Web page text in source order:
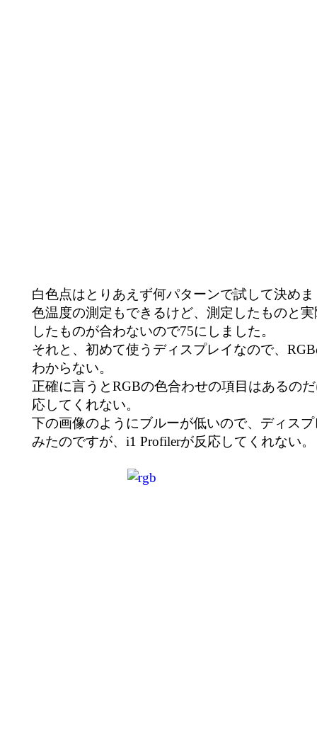
白色点はとりあえず何パターンで試して決め
色温度の測定もできるけど、測定したものと
したものが合わないので75にしました。
それと、初めて使うディスプレイなので、
わからない。
正確に言うとRGBの色合わせの項目はあるの
応してくれない。
下の画像のようにブルーが低いので、ディス
みたのですが、i1 Profilerが反応してくれない。